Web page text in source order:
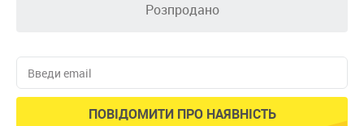
Розпродано
ПОВІДОМИТИ ПРО НАЯВНІСТЬ